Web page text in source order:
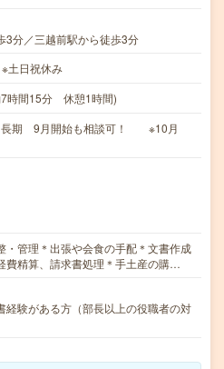
3分／三越前駅から徒歩3分
土日祝休み
時間15分 休憩1時間)
長期 9月開始も相談可！ ※10月
・管理＊出張や会食の手配＊文書作成
費精算、請求書処理＊手土産の購…
経験がある方（部長以上の役職者の対